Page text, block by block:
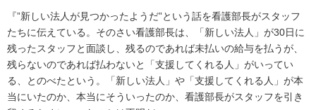
『”新しい法人が見つかったようだ”という話を看護部長がスタッフ
たちに伝えている。そのさい看護部長は、「新しい法人」が30日に
残ったスタッフと面談し、残るのであれば未払いの給与を払うが、
残らないのであれば払わないと「支援してくれる人」がいってい
る、とのべたという。「新しい法人」や「支援してくれる人」が本
当にいたのか、本当にそういったのか、看護部長がスタッフを引き